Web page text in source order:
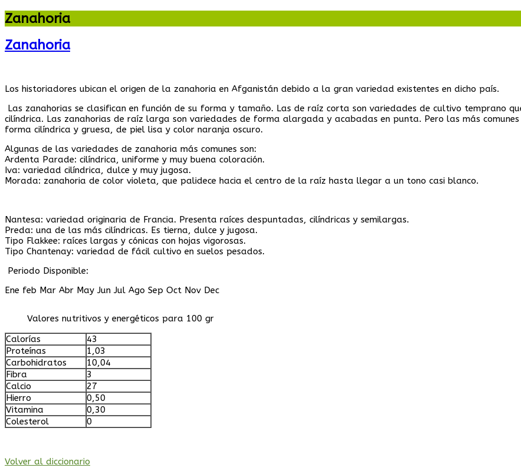
Zanahoria
Zanahoria
Los historiadores ubican el origen de la zanahoria en Afganistán debido a la gran variedad existentes en dicho país.
Las zanahorias se clasifican en función de su forma y tamaño. Las de raíz corta son variedades de cultivo temprano
cilíndrica. Las zanahorias de raíz larga son variedades de forma alargada y acabadas en punta. Pero las más
forma cilíndrica y gruesa, de piel lisa y color naranja oscuro.
Algunas de las variedades de zanahoria más comunes son:
Ardenta Parade: cilíndrica, uniforme y muy buena coloración.
Iva: variedad cilíndrica, dulce y muy jugosa.
Morada: zanahoria de color violeta, que palidece hacia el centro de la raíz hasta llegar a un tono casi blanco.
Nantesa: variedad originaria de Francia. Presenta raíces despuntadas, cilíndricas y semilargas.
Preda: una de las más cilíndricas. Es tierna, dulce y jugosa.
Tipo Flakkee: raíces largas y cónicas con hojas vigorosas.
Tipo Chantenay: variedad de fácil cultivo en suelos pesados.
Periodo Disponible:
Ene feb Mar Abr May Jun Jul Ago Sep Oct Nov Dec
Valores nutritivos y energéticos para 100 gr
Calorías
43
Proteínas
1,03
Carbohidratos
10,04
Fibra
3
Calcio
27
Hierro
0,50
Vitamina
0,30
Colesterol
0
Volver al diccionario